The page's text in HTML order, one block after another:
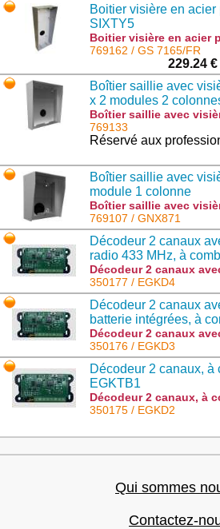
Boitier visière en
SIXTY5
Boitier visière en acier
SIXTY5 : GS 7165/FR
769162 / GS 7165/FR
229.24
Boîtier saillie avec
x 2 modules 2
Boîtier saillie avec
modules 2 colonnes :
769133
Réservé aux
Boîtier saillie avec
module 1 colonne
Boîtier saillie avec
module 1 colonne :
769107 / GNX871
Décodeur 2 canaux
radio 433 MHz, à
EGKTB2
Décodeur 2 canaux
433 MHz, à combiner
EGKD4
350177 / EGKD4
Décodeur 2 canaux
batterie intégrées, à
EGKTB2
Décodeur 2 canaux
batterie intégrées, à
EGKTB2 : EGKD3
350176 / EGKD3
Décodeur 2 canaux, à
EGKTB1
Décodeur 2 canaux, à
EGKTB1 : EGKD2
350175 / EGKD2
Qui sommes
Contactez-